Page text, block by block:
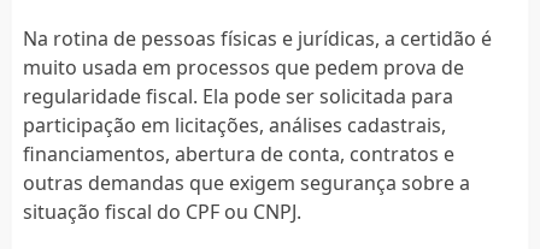
Na rotina de pessoas físicas e jurídicas, a certidão é
muito usada em processos que pedem prova de
regularidade fiscal. Ela pode ser solicitada para
participação em licitações, análises cadastrais,
financiamentos, abertura de conta, contratos e
outras demandas que exigem segurança sobre a
situação fiscal do CPF ou CNPJ.